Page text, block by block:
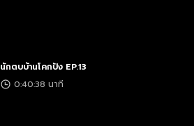
นักตบบ้านโคกปัง EP.13
0:40:38 นาที